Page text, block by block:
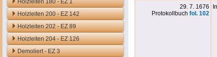
Holzleiten 180 - EZ 1
Holzleiten 200 - EZ 142
Holzleiten 202 - EZ 89
Holzleiten 204 - EZ 126
Demoliert - EZ 3
29. 7. 1676
Protokollbuch fol. 102